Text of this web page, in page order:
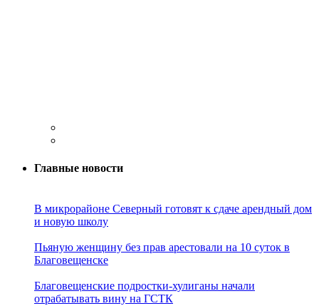
Главные новости
В микрорайоне Северный готовят к сдаче арендный дом
и новую школу
Пьяную женщину без прав арестовали на 10 суток в
Благовещенске
Благовещенские подростки-хулиганы начали
отрабатывать вину на ГСТК